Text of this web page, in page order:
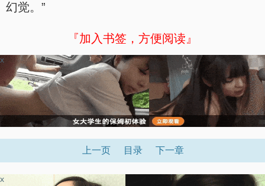
幻觉。”
『加入书签，方便阅读』
x
上一页 目录 下一章
x